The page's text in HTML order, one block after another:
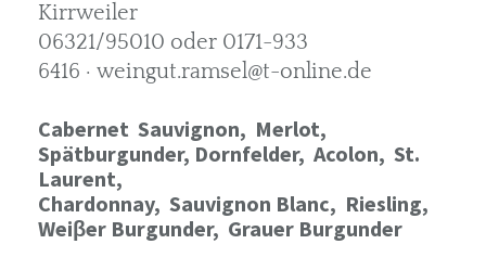
Kirrweiler
06321/95010 oder 0171-933
6416 · weingut.ramsel@t-online.de
Cabernet Sauvignon, Merlot,
Spätburgunder, Dornfelder, Acolon, St.
Laurent,
Chardonnay, Sauvignon Blanc, Riesling,
Weiβer Burgunder, Grauer Burgunder